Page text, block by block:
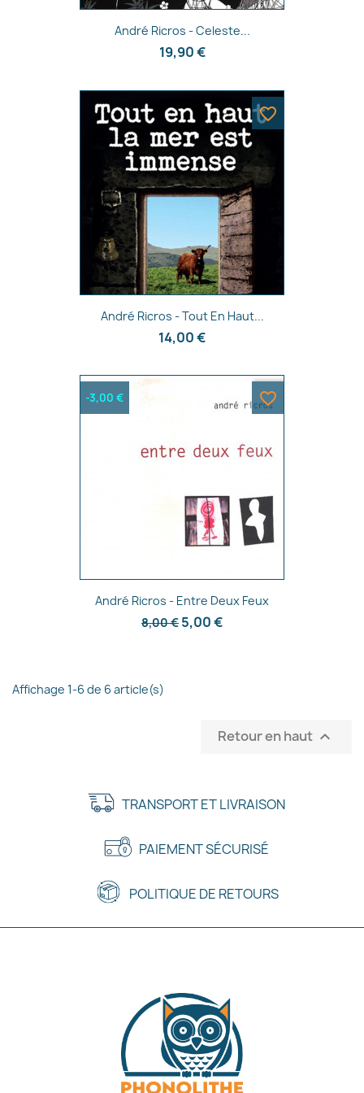
Aperçu rapide
André Ricros - Celeste...
19,90 €
Aperçu rapide
André Ricros - Tout En Haut...
14,00 €
favorite_border
Aperçu rapide
André Ricros - Entre Deux Feux
8,00 € 5,00 €
-3,00 € favorite_border
Affichage 1-6 de 6 article(s)
Retour en haut 
TRANSPORT ET LIVRAISON
PAIEMENT SÉCURISÉ
POLITIQUE DE RETOURS